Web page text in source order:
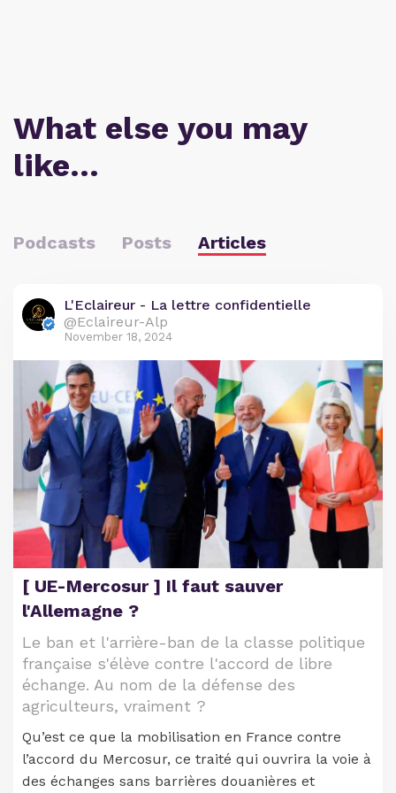
What else you may
like…
Podcasts Posts Articles
L'Eclaireur - La lettre confidentielle
@Eclaireur-Alp
November 18, 2024
[ UE-Mercosur ] Il faut sauver
l'Allemagne ?
Le ban et l'arrière-ban de la classe politique
française s'élève contre l'accord de libre
échange. Au nom de la défense des
agriculteurs, vraiment ?
Qu’est ce que la mobilisation en France contre
l’accord du Mercosur, ce traité qui ouvrira la voie à
des échanges sans barrières douanières et